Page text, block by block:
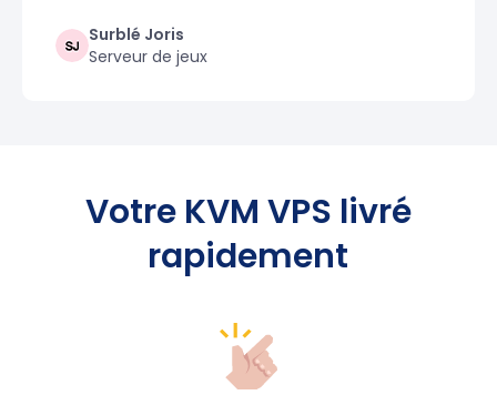
Surblé Joris
Serveur de jeux
Votre KVM VPS livré
rapidement